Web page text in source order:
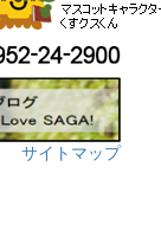
サイトマップ